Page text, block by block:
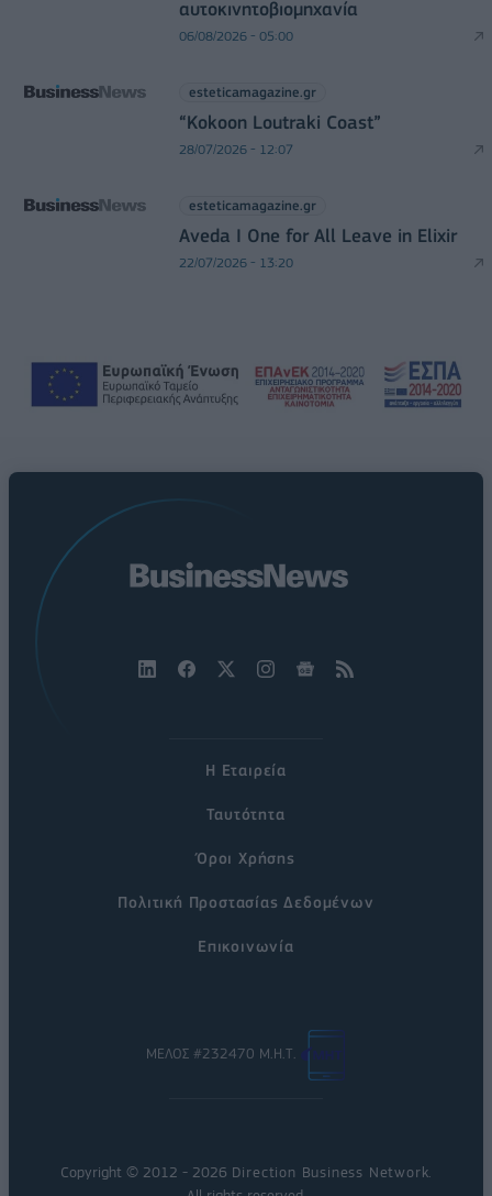
αυτοκινητοβιομηχανία
06/08/2026 - 05:00
esteticamagazine.gr
“Kokoon Loutraki Coast”
28/07/2026 - 12:07
esteticamagazine.gr
Aveda I One for All Leave in Elixir
22/07/2026 - 13:20
Η Εταιρεία
Ταυτότητα
Όροι Χρήσης
Πολιτική Προστασίας Δεδομένων
Επικοινωνία
ΜΕΛΟΣ #232470 Μ.Η.Τ.
Copyright © 2012 - 2026 Direction Business Network